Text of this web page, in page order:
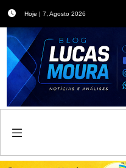
Hoje | 7, Agosto 2026